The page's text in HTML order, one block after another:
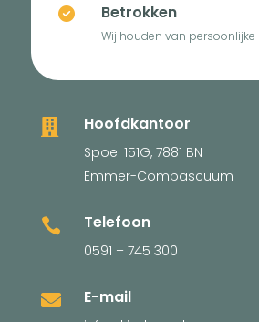
 Betrokken
Wij houden van
 Hoofdkantoor
Spoel 151G, 7881 BN
Emmer-Compascuum
 Telefoon
0591 – 745 300
 E-mail